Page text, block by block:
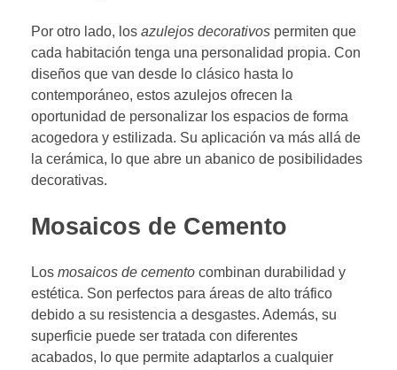
Por otro lado, los azulejos decorativos permiten que
cada habitación tenga una personalidad propia. Con
diseños que van desde lo clásico hasta lo
contemporáneo, estos azulejos ofrecen la
oportunidad de personalizar los espacios de forma
acogedora y estilizada. Su aplicación va más allá de
la cerámica, lo que abre un abanico de posibilidades
decorativas.
Mosaicos de Cemento
Los mosaicos de cemento combinan durabilidad y
estética. Son perfectos para áreas de alto tráfico
debido a su resistencia a desgastes. Además, su
superficie puede ser tratada con diferentes
acabados, lo que permite adaptarlos a cualquier